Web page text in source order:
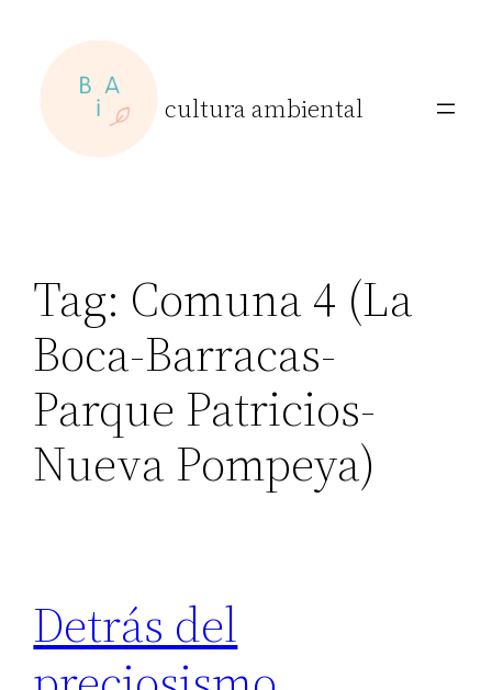
content
cultura ambiental
Tag: Comuna 4 (La
Boca-Barracas-
Parque Patricios-
Nueva Pompeya)
Detrás del